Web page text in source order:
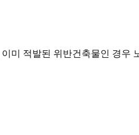
미 적발된 위반건축물인 경우